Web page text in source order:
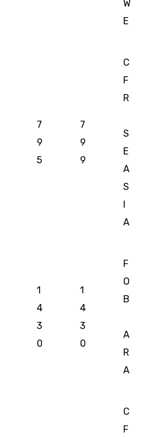
W
E
7
9
5
7
9
9
C
F
R
S
E
A
S
I
A
1
4
3
0
1
4
3
0
F
O
B
A
R
A
C
F